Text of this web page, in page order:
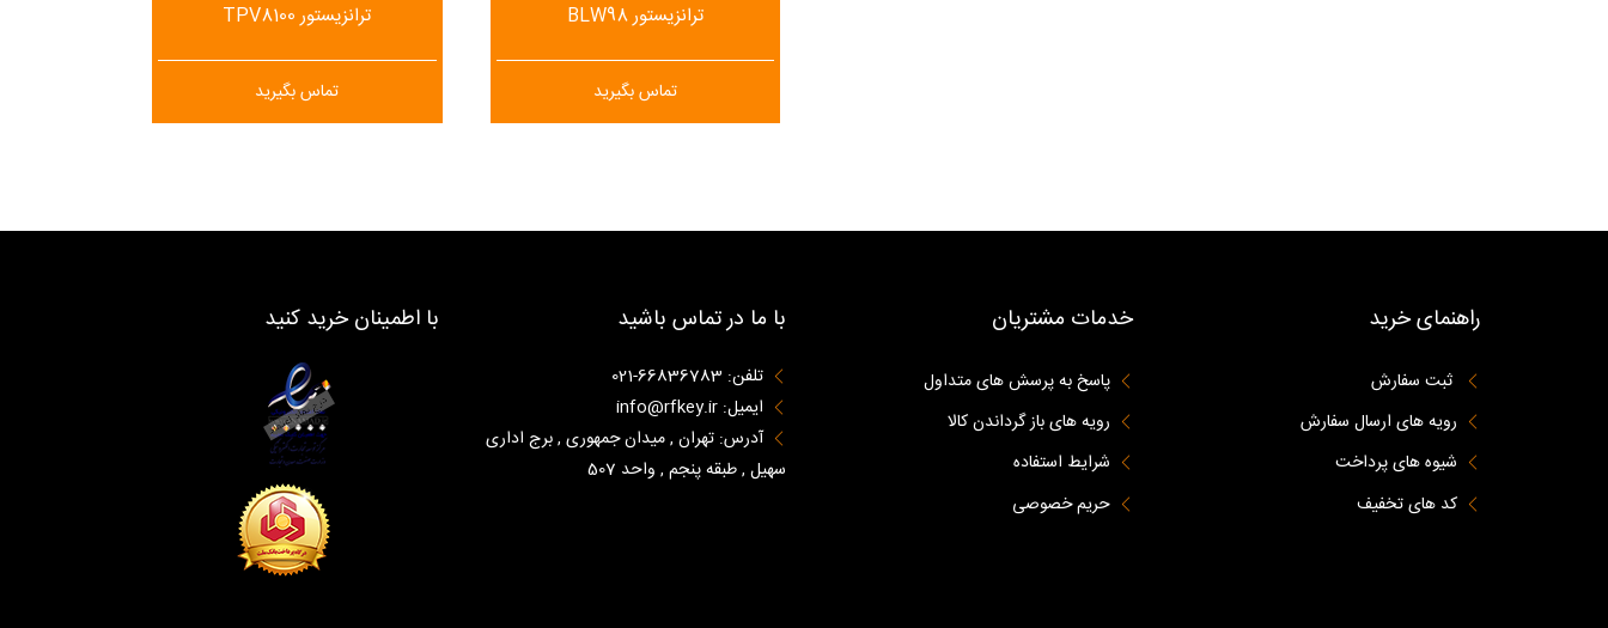
ترانزیستور TPV8100
تماس بگیرید
ترانزیستور BLW98
تماس بگیرید
راهنمای خرید
ثبت سفارش
رویه های ارسال سفارش
شیوه های پرداخت
کد های تخفیف
خدمات مشتریان
پاسخ به پرسش های متداول
رویه های باز گرداندن کالا
شرایط استفاده
حریم خصوصی
با ما در تماس باشید
تلفن: 66836783-021
ایمیل: info@rfkey.ir
آدرس: تهران , میدان جمهوری , برج اداری
سهیل , طبقه پنجم , واحد 507
با اطمینان خرید کنید